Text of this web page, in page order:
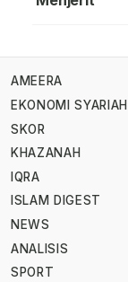
AMEERA
EKONOMI SYARIAH
SKOR
KHAZANAH
IQRA
ISLAM DIGEST
NEWS
ANALISIS
SPORT